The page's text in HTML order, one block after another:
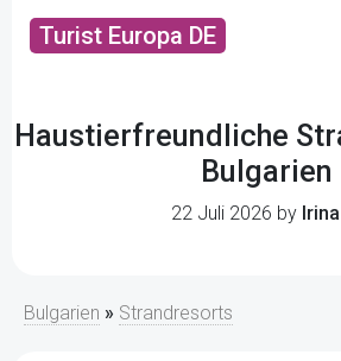
Turist Europa DE
Haustierfreundliche
Bulgarien
22 Juli 2026 by
Bulgarien » Strandresorts